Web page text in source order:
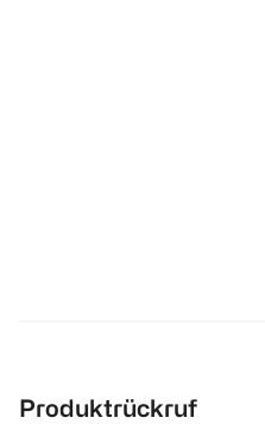
Produktrückruf